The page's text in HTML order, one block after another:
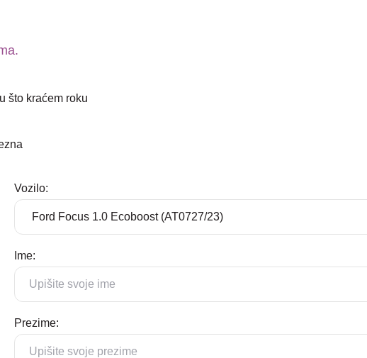
što kraćem roku
Vozilo:
Ime:
Prezime: